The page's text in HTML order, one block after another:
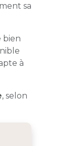
sa
bien
à
, selon